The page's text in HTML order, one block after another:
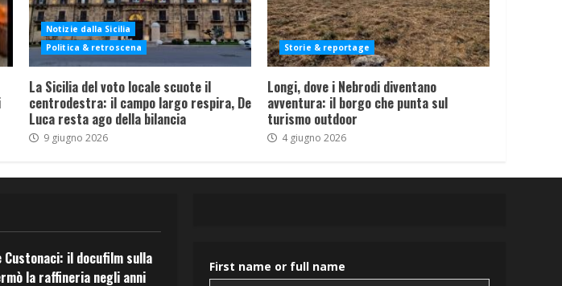
Notizie dalla Sicilia
Politica & retroscena
La Sicilia del voto locale scuote il
centrodestra: il campo largo respira, De
Luca resta ago della bilancia
9 giugno 2026
Storie & reportage
Longi, dove i Nebrodi diventano
avventura: il borgo che punta sul
turismo outdoor
4 giugno 2026
Custonaci: il docufilm sulla
la raffineria negli anni
First name or full name